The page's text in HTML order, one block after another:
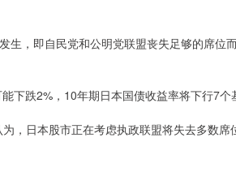
，即自民党和公明党联盟丧失足够的席位
跌2%，10年期日本国债收益率将下行7个
日本股市正在考虑执政联盟将失去多数席